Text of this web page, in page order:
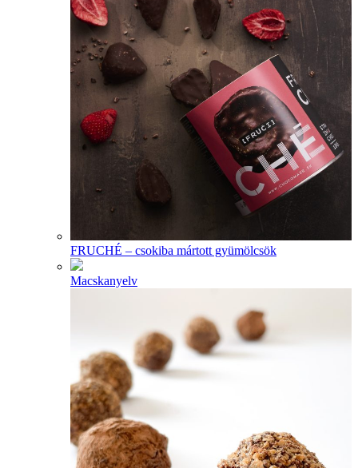
FRUCHÉ – csokiba mártott gyümölcsök
Macskanyelv